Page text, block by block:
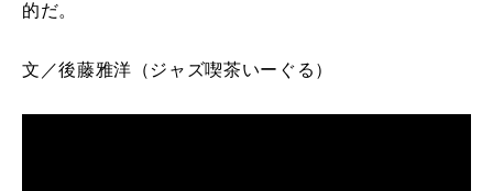
的だ。
文／後藤雅洋 （ジャズ喫茶いーぐる）